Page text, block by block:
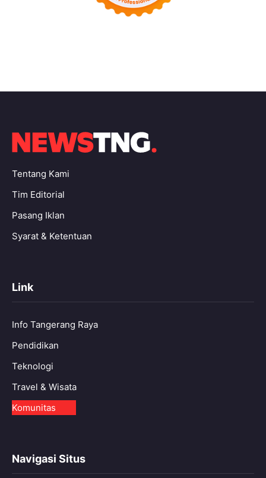
Tentang Kami
Tim Editorial
Pasang Iklan
Syarat & Ketentuan
Link
Info Tangerang Raya
Pendidikan
Teknologi
Travel & Wisata
Komunitas
Navigasi Situs